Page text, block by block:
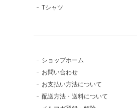
Tシャツ
ショップホーム
お問い合わせ
お支払い方法について
配送方法・送料について